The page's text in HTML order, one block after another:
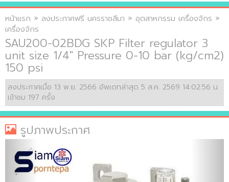
หน้าแรก » ลงประกาศฟรี นครราชสีมา » อุตสาหกรรม เครื่องจักร »
เครื่องจักร
SAU200-02BDG SKP Filter regulator 3
unit size 1/4" Pressure 0-10 bar (kg/cm2)
150 psi
ลงประกาศเมื่อ 13 พ.ย. 2566 อัพเดทล่าสุด 5 ส.ค. 2569 14:02:56 น.
เข้าชม 197 ครั้ง
รูปภาพประกาศ